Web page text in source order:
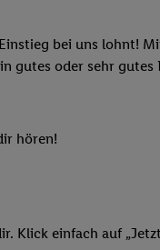
bei uns lohnt!
gutes oder sehr
hören!
Klick einfach auf
auch Ihre in einen
Zudem erlauben Sie
werden diese
Möglichkeit, Ihre